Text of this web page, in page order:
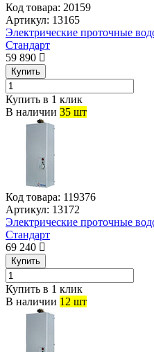
Код товара: 20159
Артикул: 13165
Электрические проточные
Стандарт
59 890
Купить
Купить в 1 клик
В наличии 35 шт
Код товара: 119376
Артикул: 13172
Электрические проточные
Стандарт
69 240
Купить
Купить в 1 клик
В наличии 12 шт